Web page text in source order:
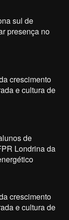
sul de
presença no
crescimento
e cultura de
de
Londrina da
crescimento
e cultura de